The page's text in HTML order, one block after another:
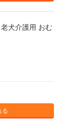
犬介護用 おむ